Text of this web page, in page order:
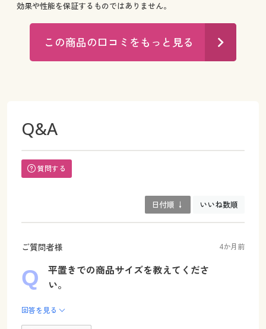
効果や性能を保証するものではありません。
この商品の口コミをもっと見る
Q&A
質問する
日付順 ↓ いいね数順
ご質問者様 4か月前
平置きでの商品サイズを教えてくださ
い。
回答を見る